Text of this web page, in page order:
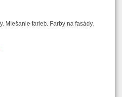
Miešanie farieb. Farby na fasády,